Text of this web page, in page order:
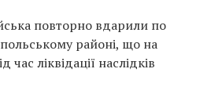
повторно вдарили по
районі, що на
ліквідації наслідків